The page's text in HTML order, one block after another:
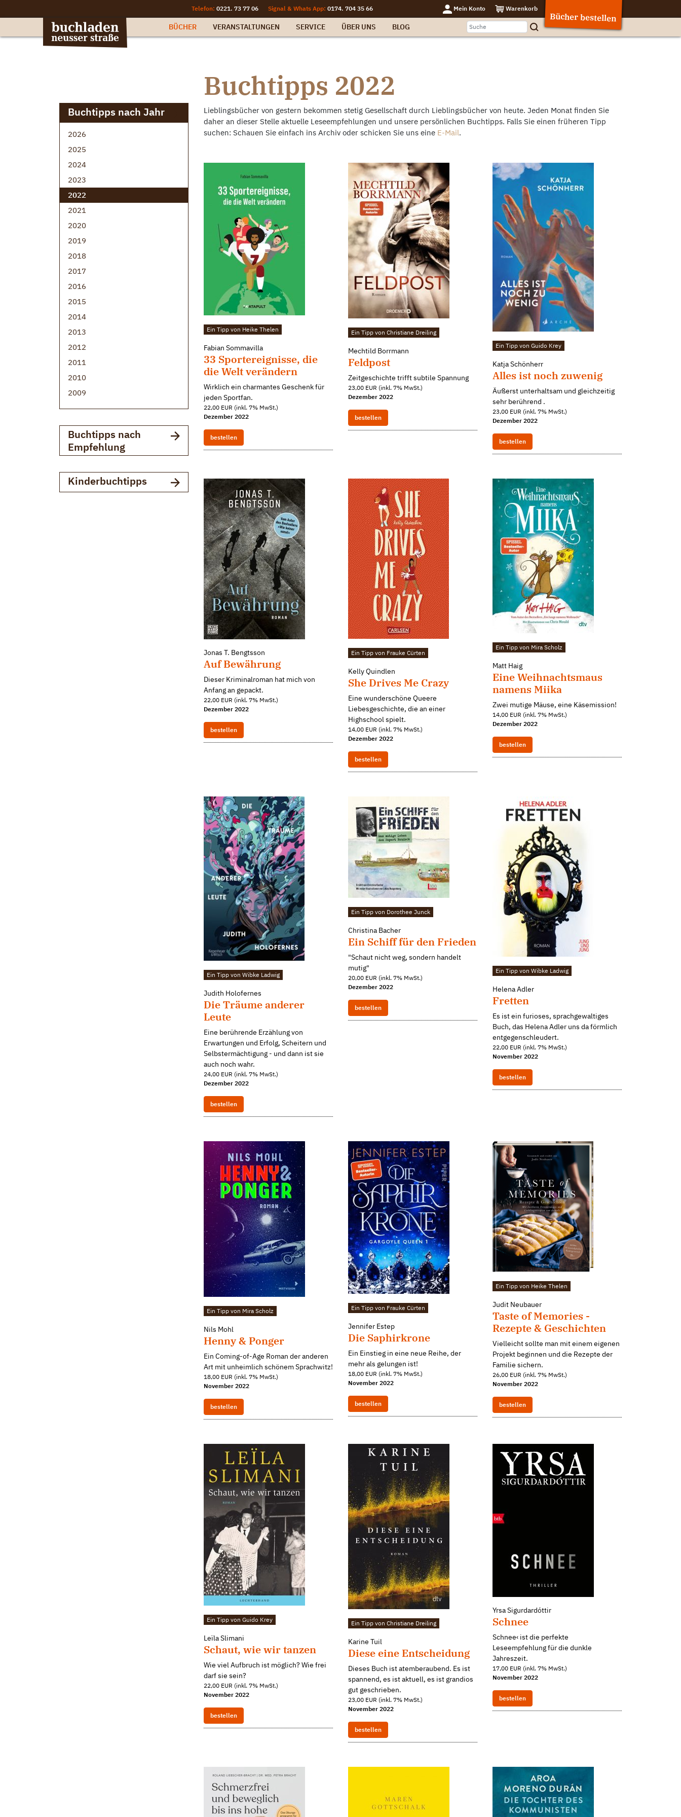
Telefon: 0221. 73 77 06 Signal & Whats App: 0174. 704 35 66 Mein Konto Warenkorb
Bücher bestellen
BÜCHER VERANSTALTUNGEN SERVICE ÜBER UNS BLOG
Buchtipps nach Jahr
2026
2025
2024
2023
2022
2021
2020
2019
2018
2017
2016
2015
2014
2013
2012
2011
2010
2009
Buchtipps nach
Empfehlung
Kinderbuchtipps
Buchtipps 2022
Lieblingsbücher von gestern bekommen stetig Gesellschaft durch Lieblingsbücher von heute. Jeden Monat finden Sie
daher an dieser Stelle aktuelle Leseempfehlungen und unsere persönlichen Buchtipps. Falls Sie einen früheren Tipp
suchen: Schauen Sie einfach ins Archiv oder schicken Sie uns eine E-Mail.
Ein Tipp von Heike Thelen
Fabian Sommavilla
33 Sportereignisse, die
die Welt verändern
Wirklich ein charmantes Geschenk für
jeden Sportfan.
22,00 EUR (inkl. 7% MwSt.)
Dezember 2022
bestellen
Ein Tipp von Christiane Dreiling
Mechtild Borrmann
Feldpost
Zeitgeschichte trifft subtile Spannung
23,00 EUR (inkl. 7% MwSt.)
Dezember 2022
bestellen
Ein Tipp von Guido Krey
Katja Schönherr
Alles ist noch zuwenig
Äußerst unterhaltsam und gleichzeitig
sehr berührend .
23,00 EUR (inkl. 7% MwSt.)
Dezember 2022
bestellen
Jonas T. Bengtsson
Auf Bewährung
Dieser Kriminalroman hat mich von
Anfang an gepackt.
22,00 EUR (inkl. 7% MwSt.)
Dezember 2022
bestellen
Ein Tipp von Frauke Cürten
Kelly Quindlen
She Drives Me Crazy
Eine wunderschöne Queere
Liebesgeschichte, die an einer
Highschool spielt.
14,00 EUR (inkl. 7% MwSt.)
Dezember 2022
bestellen
Ein Tipp von Mira Scholz
Matt Haig
Eine Weihnachtsmaus
namens Miika
Zwei mutige Mäuse, eine Käsemission!
14,00 EUR (inkl. 7% MwSt.)
Dezember 2022
bestellen
Ein Tipp von Wibke Ladwig
Judith Holofernes
Die Träume anderer
Leute
Eine berührende Erzählung von
Erwartungen und Erfolg, Scheitern und
Selbstermächtigung - und dann ist sie
auch noch wahr.
24,00 EUR (inkl. 7% MwSt.)
Dezember 2022
bestellen
Ein Tipp von Dorothee Junck
Christina Bacher
Ein Schiff für den Frieden
"Schaut nicht weg, sondern handelt
mutig"
20,00 EUR (inkl. 7% MwSt.)
Dezember 2022
bestellen
Ein Tipp von Wibke Ladwig
Helena Adler
Fretten
Es ist ein furioses, sprachgewaltiges
Buch, das Helena Adler uns da förmlich
entgegenschleudert.
22,00 EUR (inkl. 7% MwSt.)
November 2022
bestellen
Ein Tipp von Mira Scholz
Nils Mohl
Henny & Ponger
Ein Coming-of-Age Roman der anderen
Art mit unheimlich schönem Sprachwitz!
18,00 EUR (inkl. 7% MwSt.)
November 2022
bestellen
Ein Tipp von Frauke Cürten
Jennifer Estep
Die Saphirkrone
Ein Einstieg in eine neue Reihe, der
mehr als gelungen ist!
18,00 EUR (inkl. 7% MwSt.)
November 2022
bestellen
Ein Tipp von Heike Thelen
Judit Neubauer
Taste of Memories -
Rezepte & Geschichten
Vielleicht sollte man mit einem eigenen
Projekt beginnen und die Rezepte der
Familie sichern.
26,00 EUR (inkl. 7% MwSt.)
November 2022
bestellen
Ein Tipp von Guido Krey
Leïla Slimani
Schaut, wie wir tanzen
Wie viel Aufbruch ist möglich? Wie frei
darf sie sein?
22,00 EUR (inkl. 7% MwSt.)
November 2022
bestellen
Ein Tipp von Christiane Dreiling
Karine Tuil
Diese eine Entscheidung
Dieses Buch ist atemberaubend. Es ist
spannend, es ist aktuell, es ist grandios
gut geschrieben.
23,00 EUR (inkl. 7% MwSt.)
November 2022
bestellen
Yrsa Sigurdardóttir
Schnee
Schnee‹ ist die perfekte
Leseempfehlung für die dunkle
Jahreszeit.
17,00 EUR (inkl. 7% MwSt.)
November 2022
bestellen